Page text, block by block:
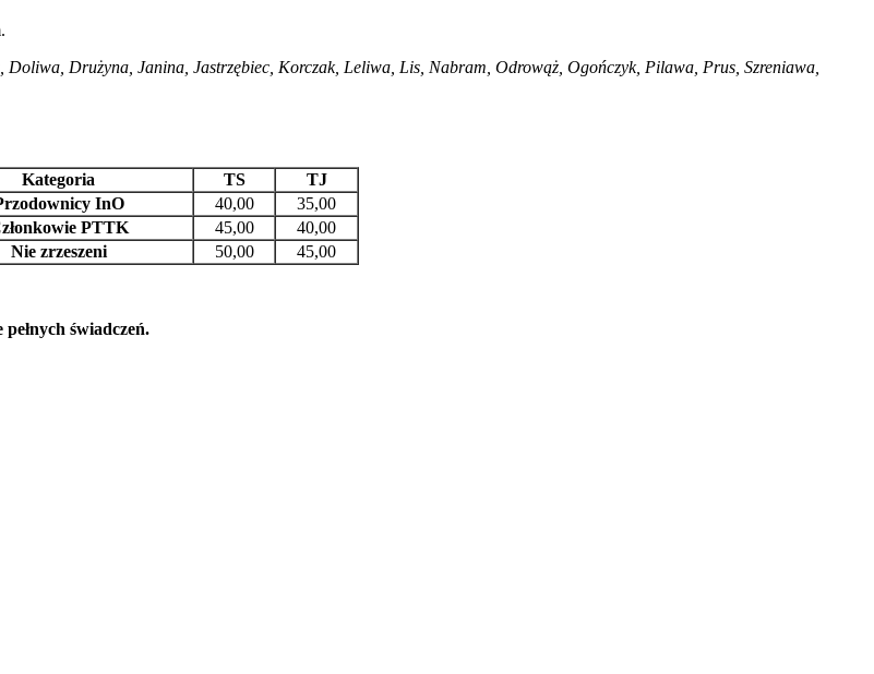
Doliwa, Drużyna, Janina, Jastrzębiec, Korczak, Leliwa, Lis, Nabram, Odrowąż, Ogończyk, Pilawa, Prus, Szreniawa,
Kategoria TS
TJ
InO
40,00
35,00
PTTK
45,00
40,00
Nie zrzeszeni
50,00 45,00
świadczeń.